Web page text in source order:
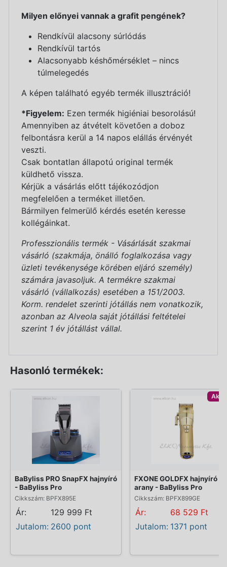
Milyen előnyei vannak a grafit pengének?
Rendkívül alacsony súrlódás
Rendkívül tartós
Alacsonyabb késhőmérséklet – nincs
túlmelegedés
A képen található egyéb termék illusztráció!
*Figyelem: Ezen termék higiéniai besorolású!
Amennyiben az átvételt követően a doboz
felbontásra kerül a 14 napos elállás érvényét
veszti.
Csak bontatlan állapotú original termék
küldhető vissza.
Kérjük a vásárlás előtt tájékozódjon
megfelelően a terméket illetően.
Bármilyen felmerülő kérdés esetén keresse
kollégáinkat.
Professzionális termék - Vásárlását szakmai
vásárló (szakmája, önálló foglalkozása vagy
üzleti tevékenysége körében eljáró személy)
számára javasoljuk. A termékre szakmai
vásárló (vállalkozás) esetében a 151/2003.
Korm. rendelet szerinti jótállás nem vonatkozik,
azonban az Alveola saját jótállási feltételei
szerint 1 év jótállást vállal.
Hasonló termékek:
BaByliss PRO SnapFX hajnyíró
- BaByliss Pro
Cikkszám: BPFX895E
Ár:
129 999 Ft
Jutalom: 2600 pont
FXONE GOLDFX hajnyíró
arany - BaByliss Pro
Cikkszám: BPFX899GE
Ár:
68 529 Ft
Jutalom: 1371 pont